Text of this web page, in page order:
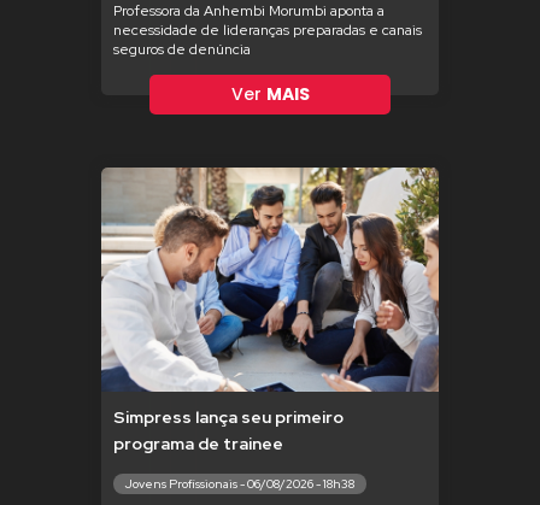
Professora da Anhembi Morumbi aponta a
necessidade de lideranças preparadas e canais
seguros de denúncia
Ver MAIS
Simpress lança seu primeiro
programa de trainee
Jovens Profissionais - 06/08/2026 - 18h38